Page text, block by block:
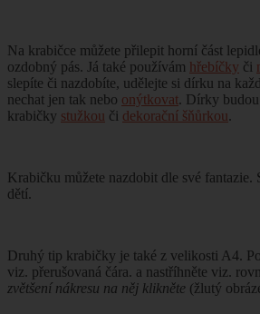
Na krabičce můžete přilepit horní část
ozdobný pás. Já také používám hřebíčky či
slepíte či nazdobíte, udělejte si dírku na
nechat jen tak nebo onýtkovat. Dírky
krabičky stužkou či dekorační šňůrkou.
Krabičku můžete nazdobit dle své
dětí.
Druhý tip krabičky je také z velikosti A4.
viz. přerušovaná čára. a nastříhněte viz.
zvětšení nákresu na něj klikněte (žlutý